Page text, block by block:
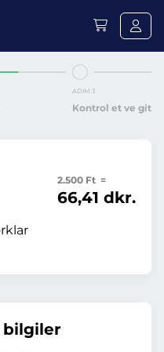
ADIM 3
Kontrol et ve git
2.500 Ft =
66,41 dkr.
bilgiler